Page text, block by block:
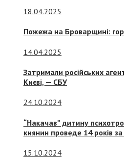
18.04.2025
Пожежа на Броварщині:
14.04.2025
Затримали російських
Києві, — СБУ
24.10.2024
“Накачав” дитину
киянин проведе 14 років
15.10.2024